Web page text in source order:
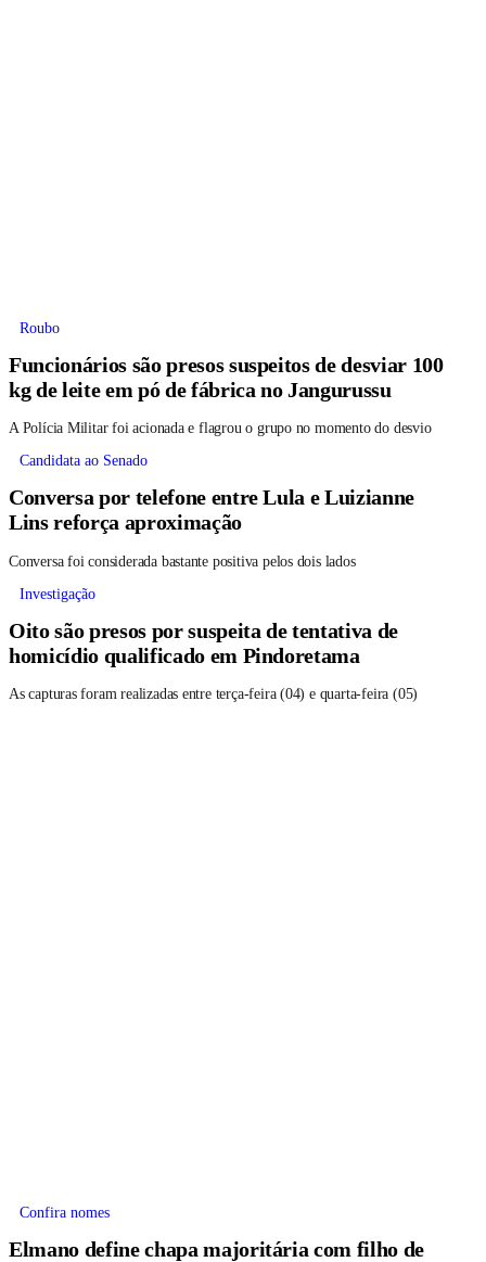
Roubo
Funcionários são presos suspeitos de desviar 100
kg de leite em pó de fábrica no Jangurussu
A Polícia Militar foi acionada e flagrou o grupo no momento do desvio
Candidata ao Senado
Conversa por telefone entre Lula e Luizianne
Lins reforça aproximação
Conversa foi considerada bastante positiva pelos dois lados
Investigação
Oito são presos por suspeita de tentativa de
homicídio qualificado em Pindoretama
As capturas foram realizadas entre terça-feira (04) e quarta-feira (05)
Confira nomes
Elmano define chapa majoritária com filho de